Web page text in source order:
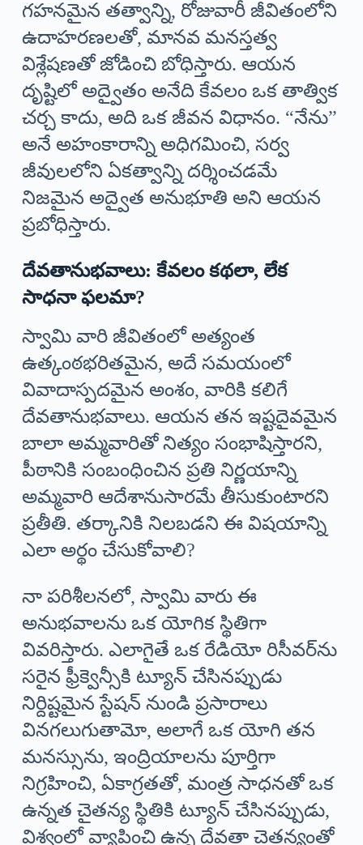
గహనమైన తత్వాన్ని, రోజువారీ జీవితంలోని
ఉదాహరణలతో, మానవ మనస్తత్వ
విశ్లేషణతో జోడించి బోధిస్తారు. ఆయన
దృష్టిలో అద్వైతం అనేది కేవలం ఒక తాత్విక
చర్చ కాదు, అది ఒక జీవన విధానం. “నేను”
అనే అహంకారాన్ని అధిగమించి, సర్వ
జీవులలోని ఏకత్వాన్ని దర్శించడమే
నిజమైన అద్వైత అనుభూతి అని ఆయన
ప్రబోధిస్తారు.
దేవతానుభవాలు: కేవలం కథలా, లేక
సాధనా ఫలమా?
స్వామి వారి జీవితంలో అత్యంత
ఉత్కంఠభరితమైన, అదే సమయంలో
వివాదాస్పదమైన అంశం, వారికి కలిగే
దేవతానుభవాలు. ఆయన తన ఇష్టదైవమైన
బాలా అమ్మవారితో నిత్యం సంభాషిస్తారని,
పీఠానికి సంబంధించిన ప్రతి నిర్ణయాన్ని
అమ్మవారి ఆదేశానుసారమే తీసుకుంటారని
ప్రతీతి. తర్కానికి నిలబడని ఈ విషయాన్ని
ఎలా అర్థం చేసుకోవాలి?
నా పరిశీలనలో, స్వామి వారు ఈ
అనుభవాలను ఒక యోగిక స్థితిగా
వివరిస్తారు. ఎలాగైతే ఒక రేడియో రిసీవర్‌ను
సరైన ఫ్రీక్వెన్సీకి ట్యూన్ చేసినప్పుడు
నిర్దిష్టమైన స్టేషన్ నుండి ప్రసారాలు
వినగలుగుతామో, అలాగే ఒక యోగి తన
మనస్సును, ఇంద్రియాలను పూర్తిగా
నిగ్రహించి, ఏకాగ్రతతో, మంత్ర సాధనతో ఒక
ఉన్నత చైతన్య స్థితికి ట్యూన్ చేసినప్పుడు,
విశ్వంలో వ్యాపించి ఉన్న దేవతా చైతన్యంతో